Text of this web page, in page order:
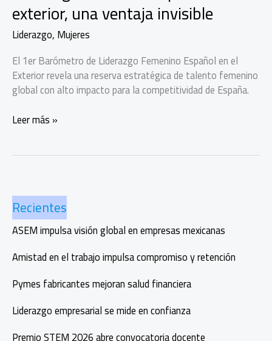
exterior, una ventaja invisible
Liderazgo, Mujeres
El 1er Barómetro de Liderazgo Femenino Español en el
Exterior revela una reserva estratégica de talento femenino
global con alto impacto para la competitividad de España.
Liderazgo
exterior,
una
ventaja
invisible
Leer más »
Recientes
ASEM impulsa visión global en empresas mexicanas
Amistad en el trabajo impulsa compromiso y retención
Pymes fabricantes mejoran salud financiera
Liderazgo empresarial se mide en confianza